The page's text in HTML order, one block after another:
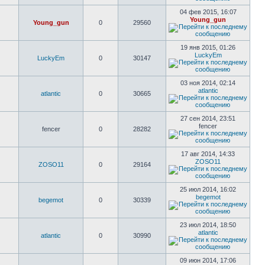
Young_gun 0 29560
04 фев 2015, 16:07
Young_gun
LuckyEm 0 30147
19 янв 2015, 01:26
LuckyEm
atlantic 0 30665
03 ноя 2014, 02:14
atlantic
fencer 0 28282
27 сен 2014, 23:51
fencer
ZOSO11 0 29164
17 авг 2014, 14:33
ZOSO11
begemot 0 30339
25 июл 2014, 16:02
begemot
atlantic 0 30990
23 июл 2014, 18:50
atlantic
09 июн 2014, 17:06